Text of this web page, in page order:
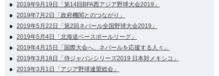
2019年9月19日「第14回BFA西アジア野球大会2019」
2019年7月2日「政府機関とのつながり」
2019年5月22日「第2回ネパール全国野球大会2019」
2019年5月4日「北海道ベースボールリーグ」
2019年4月15日「国際大会へ、ネパールを応援する人々」
2019年3月18日「侍ジャパンシリーズ2019 日本対メキシコ」
2019年3月1日「アジア野球連盟総会」